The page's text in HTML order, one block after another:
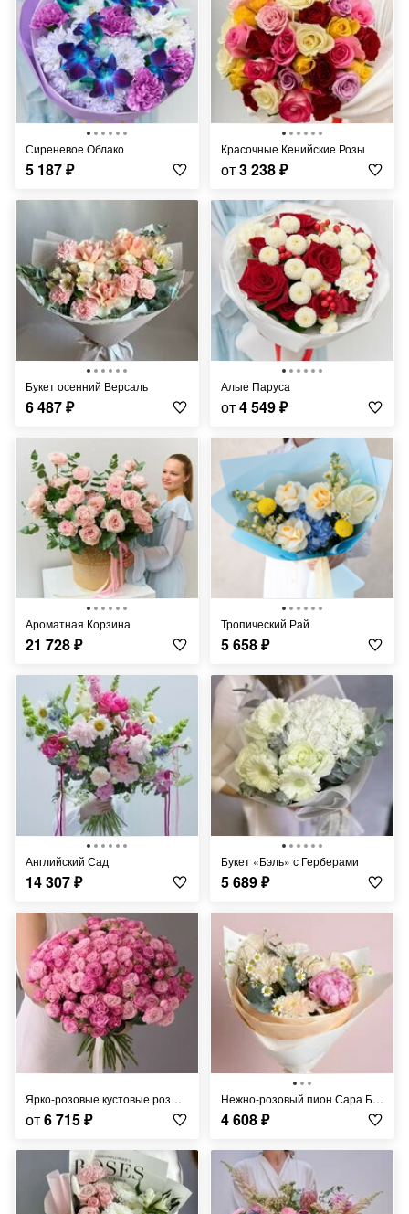
Сиреневое Облако
5 187₽
Красочные Кенийские Розы
от3 238₽
Букет осенний Версаль
6 487₽
Алые Паруса
от4 549₽
Ароматная Корзина
21 728₽
Тропический Рай
5 658₽
Английский Сад
14 307₽
Букет «Бэль» с Герберами
5 689₽
Ярко-розовые кустовые розы под ленту (от 9 шт)
от6 715₽
Нежно-розовый пион Сара Бернар с персиковой хризантемой и ромашкой
4 608₽